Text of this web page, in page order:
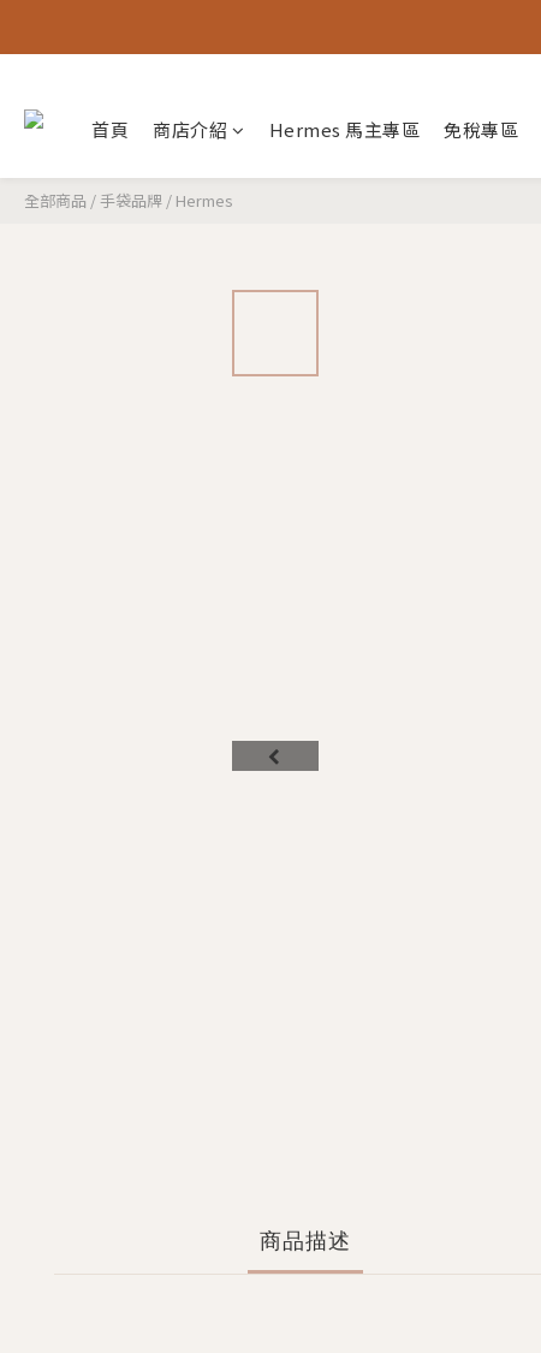
首頁 商店介紹 Hermes 馬主專區 免稅專區
全部商品 /手袋品牌 / Hermes
商品描述